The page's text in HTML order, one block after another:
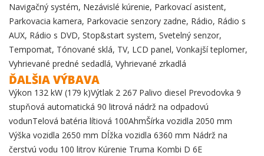
Navigačný systém, Nezávislé kúrenie, Parkovací asistent,
Parkovacia kamera, Parkovacie senzory zadne, Rádio, Rádio s
AUX, Rádio s DVD, Stop&start system, Svetelný senzor,
Tempomat, Tónované sklá, TV, LCD panel, Vonkajší teplomer,
Vyhrievané predné sedadlá, Vyhrievané zrkadlá
ĎALŠIA VÝBAVA
Výkon 132 kW (179 k)Výtlak 2 267 Palivo diesel Prevodovka 9
stupňová automatická 90 litrová nádrž na odpadovú
vodunTelová batéria lítiová 100AhmŠírka vozidla 2050 mm
Výška vozidla 2650 mm Dĺžka vozidla 6360 mm Nádrž na
čerstvú vodu 100 litrov Kúrenie Truma Kombi D 6E